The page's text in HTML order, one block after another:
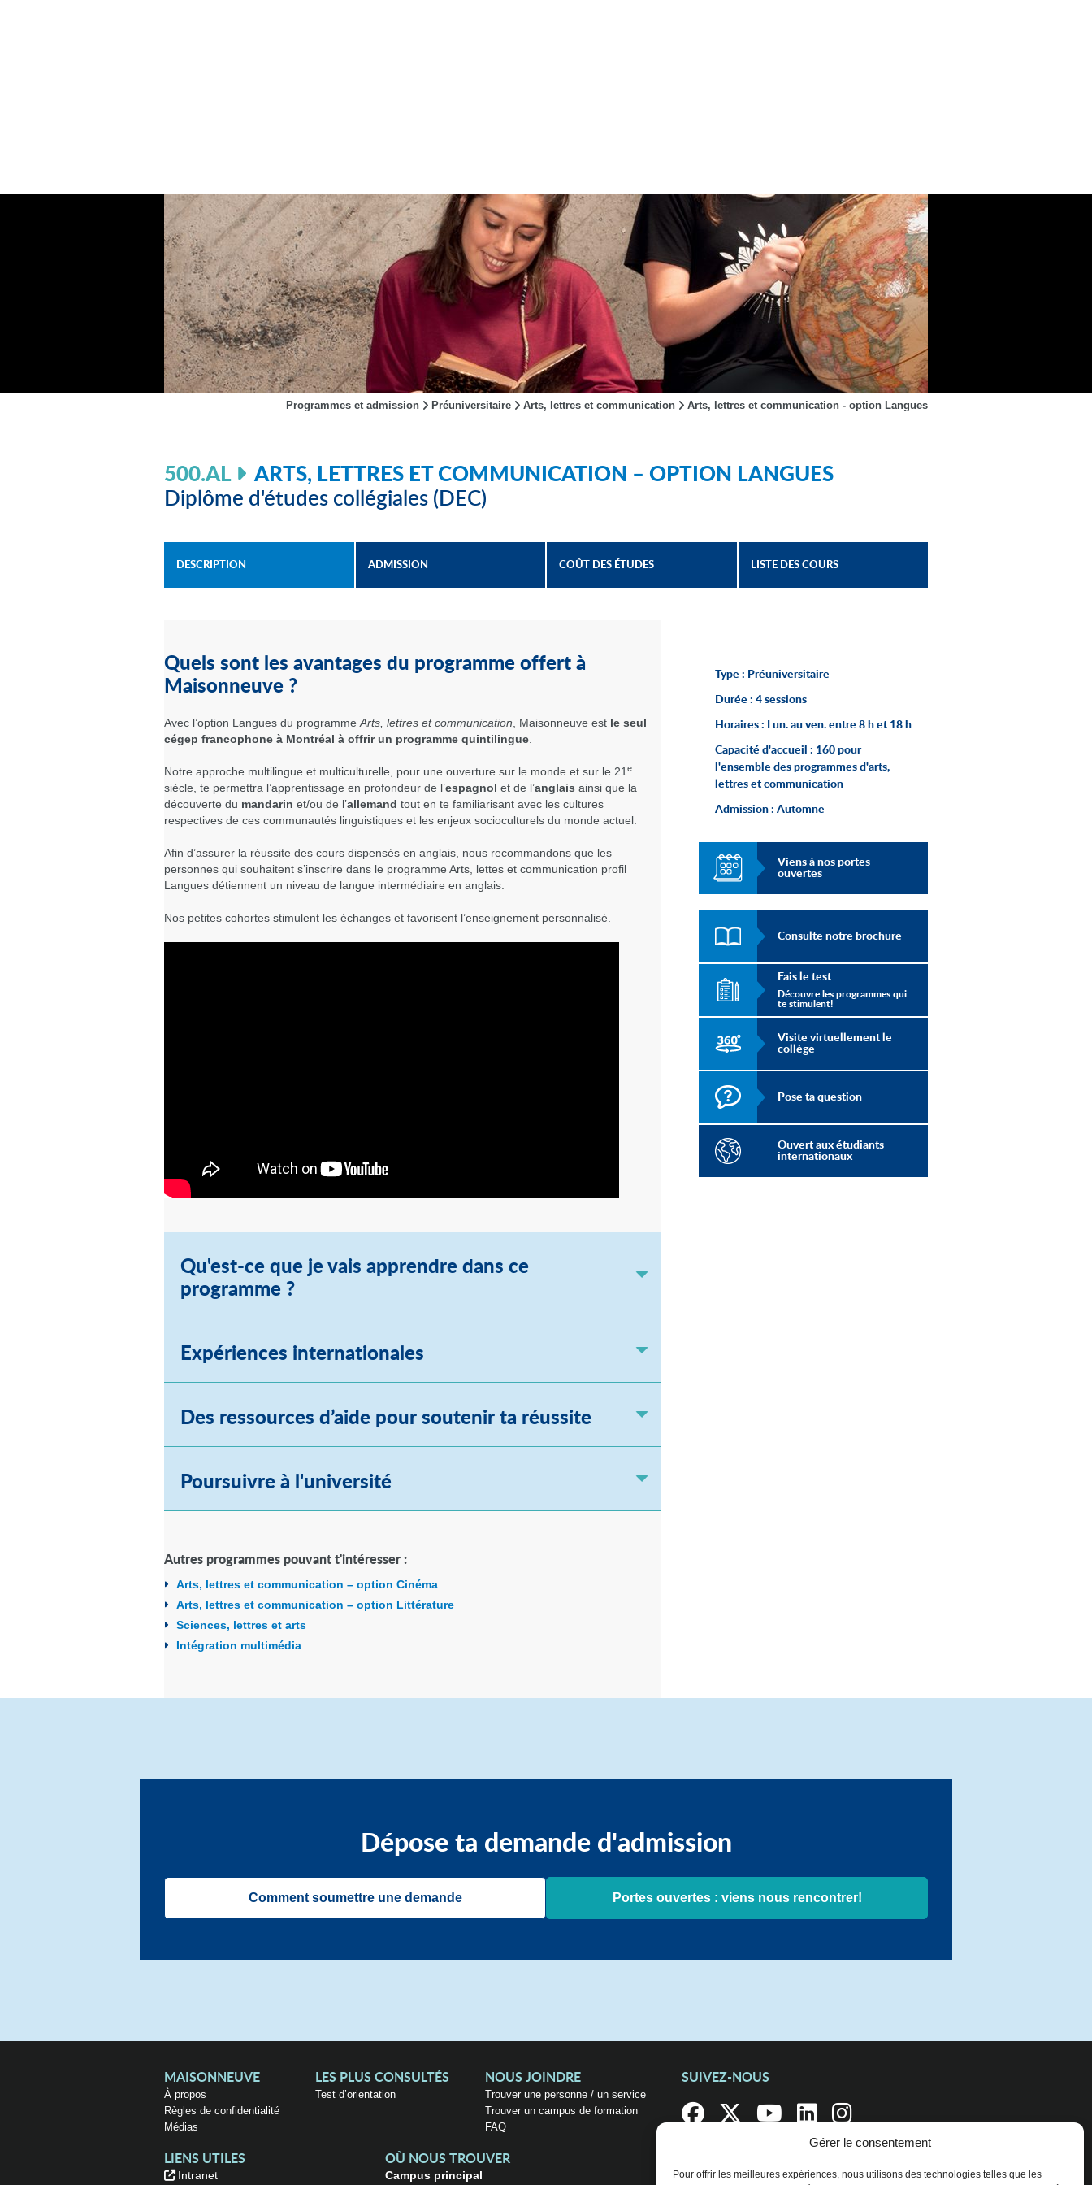
Gérer le consentement
Pour offrir les meilleures expériences, nous utilisons des technologies telles que les
Programmes et admission Préuniversitaire Arts, lettres et communication Arts, lettres et communication - option Langues
500.AL
ARTS, LETTRES ET COMMUNICATION – OPTION LANGUES
Diplôme d'études collégiales (DEC)
DESCRIPTION ADMISSION COÛT DES ÉTUDES LISTE DES COURS
Quels sont les avantages du programme offert à
Maisonneuve ?
Avec l’option Langues du programme Arts, lettres et communication , Maisonneuve est le seul
cégep francophone à Montréal à offrir un programme quintilingue
Notre approche multilingue et multiculturelle, pour une ouverture sur le monde et sur le 21 e
siècle, te permettra l’apprentissage en profondeur de l’espagnol et de l’anglais ainsi que la
découverte du mandarin et/ou de l’allemand tout en te familiarisant avec les cultures
respectives de ces communautés linguistiques et les enjeux socioculturels du monde actuel.
Afin d’assurer la réussite des cours dispensés en anglais, nous recommandons que les
personnes qui souhaitent s’inscrire dans le programme Arts, lettes et communication profil
Langues détiennent un niveau de langue intermédiaire en anglais.
Nos petites cohortes stimulent les échanges et favorisent l’enseignement personnalisé.
Qu'est-ce que je vais apprendre dans ce
programme ?
Expériences internationales
Des ressources d’aide pour soutenir ta réussite
Poursuivre à l'université
Autres programmes pouvant t'intéresser :
Arts, lettres et communication – option Cinéma
Arts, lettres et communication – option Littérature
Sciences, lettres et arts
Intégration multimédia
Type : Préuniversitaire
Durée : 4 sessions
Horaires : Lun. au ven. entre 8 h et 18 h
Capacité d'accueil : 160 pour
l'ensemble des programmes d'arts,
lettres et communication
Admission : Automne
Viens à nos portes
ouvertes
Consulte notre brochure
Fais le test
Découvre les programmes qui
te stimulent!
Visite virtuellement le
collège
Pose ta question
Ouvert aux étudiants
internationaux
Dépose ta demande d'admission
Comment soumettre une demande Portes ouvertes : viens nous rencontrer!
MAISONNEUVE
À propos
Règles de confidentialité
Médias
LES PLUS CONSULTÉS
Test d’orientation
NOUS JOINDRE
Trouver une personne / un service
Trouver un campus de formation
FAQ
SUIVEZ-NOUS
LIENS UTILES
Intranet
OÙ NOUS TROUVER
Campus principal